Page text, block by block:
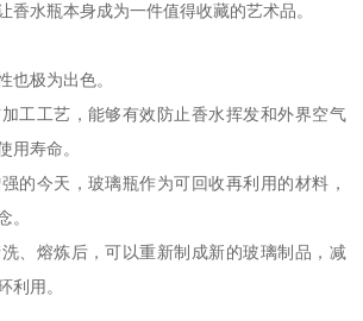
香水瓶本身成为一件值得收藏的艺术品。
也极为出色。
工工艺，能够有效防止香水挥发和外界空气
用寿命。
的今天，玻璃瓶作为可回收再利用的材料，
。
、熔炼后，可以重新制成新的玻璃制品，减
利用。